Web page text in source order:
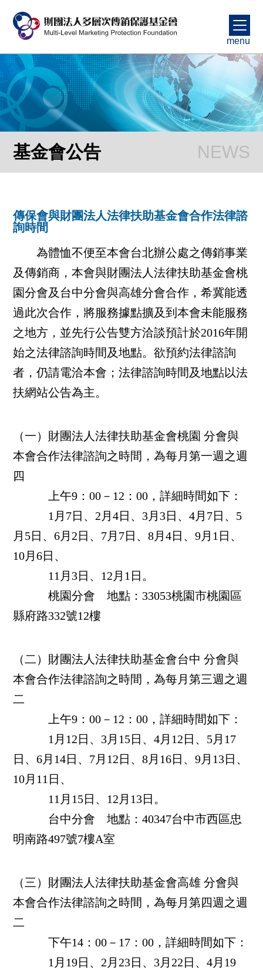
menu
基金會公告
傳保會與財團法人法律扶助基金會合作法律諮
詢時間
為體恤不便至本會台北辦公處之傳銷事業
及傳銷商，本會與財團法人法律扶助基金會桃
園分會及台中分會與高雄分會合作，希冀能透
過此次合作，將服務據點擴及到本會未能服務
之地方，並先行公告雙方洽談預計於2016年開
始之法律諮詢時間及地點。欲預約法律諮詢
者，仍請電洽本會；法律諮詢時間及地點以法
扶網站公告為主。
（一）財團法人法律扶助基金會桃園 分會與
本會合作法律諮詢之時間，為每月第一週之週
四
上午9：00－12：00，詳細時間如下：
1月7日、2月4日、3月3日、4月7日、5
月5日、6月2日、7月7日、8月4日、9月1日、
10月6日、
11月3日、 12月1日。
桃園分會 地點：33053桃園市桃園區
縣府路332號12樓
（二）財團法人法律扶助基金會台中 分會與
本會合作法律諮詢之時間，為每月第三週之週
二
上午9：00－12：00，詳細時間如下：
1月12日、3月15日、4月12日、5月17
日、6月14日、7月12日、8月16日、9月13日、
10月11日、
11月15日、 12月13日。
台中分會 地點：40347台中市西區忠
明南路497號7樓A室
（三）財團法人法律扶助基金會高雄 分會與
本會合作法律諮詢之時間，為每月第四週之週
二
下午14：00－17：00，詳細時間如下：
1月19日、2月23日、3月22日、4月19